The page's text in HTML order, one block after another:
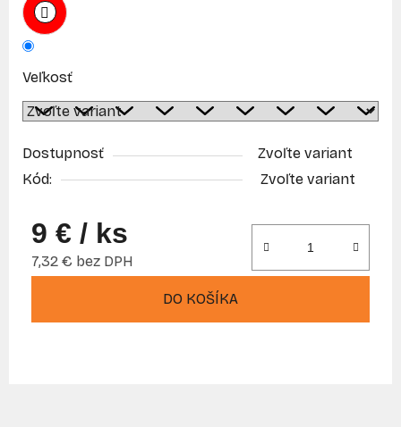
Veľkosť
Dostupnosť
Zvoľte variant
Kód:
Zvoľte variant
9 € / ks
7,32 € bez DPH
DO KOŠÍKA